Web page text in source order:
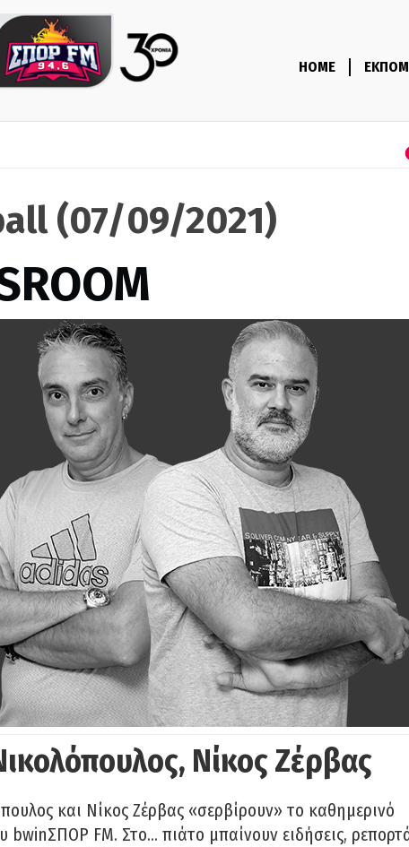
HOME
(07/09/2021)
Νίκος Ζέρβας
και Νίκος Ζέρβας «σερβίρουν» το καθημερινό
bwinΣΠΟΡ FM. Στο… πιάτο μπαίνουν ειδήσεις,